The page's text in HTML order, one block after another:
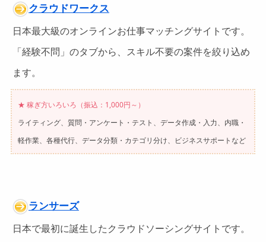
クラウドワークス
日本最大級のオンラインお仕事マッチングサイトです。
「経験不問」のタブから、スキル不要の案件を絞り込め
ます。
★ 稼ぎ方いろいろ（振込：1,000円～）
ライティング、質問・アンケート・テスト、データ作成・入力、内職・
軽作業、各種代行、データ分類・カテゴリ分け、ビジネスサポートなど
ランサーズ
日本で最初に誕生したクラウドソーシングサイトです。